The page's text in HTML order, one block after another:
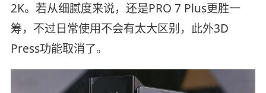
2K。若从细腻度来说，还是PRO 7 Plus更胜一
筹，不过日常使用不会有太大区别，此外3D
Press功能取消了。